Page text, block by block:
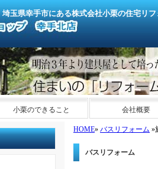
埼玉県幸手市にある株式会社小栗の住宅リ
小栗のできること 会社概要
HOME» バスリフォーム »
バスリフォーム